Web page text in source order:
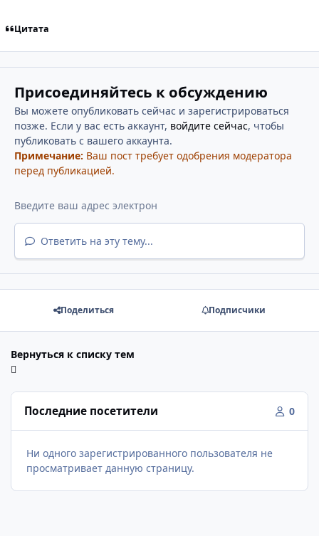
Цитата
Присоединяйтесь к обсуждению
Вы можете опубликовать сейчас и зарегистрироваться
позже. Если у вас есть аккаунт, войдите сейчас, чтобы
публиковать с вашего аккаунта.
Примечание: Ваш пост требует одобрения модератора
перед публикацией.
Ответить на эту тему...
Поделиться Подписчики
Вернуться к списку тем
Последние посетители 0
Ни одного зарегистрированного пользователя не
просматривает данную страницу.